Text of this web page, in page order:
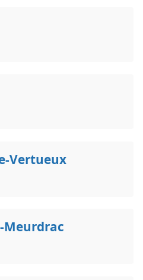
Vertueux
Meurdrac